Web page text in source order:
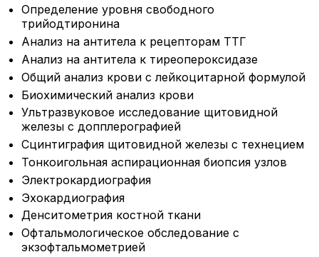
Определение уровня свободного
трийодтиронина
Анализ на антитела к рецепторам ТТГ
Анализ на антитела к тиреопероксидазе
Общий анализ крови с лейкоцитарной формулой
Биохимический анализ крови
Ультразвуковое исследование щитовидной
железы с допплерографией
Сцинтиграфия щитовидной железы с технецием
Тонкоигольная аспирационная биопсия узлов
Электрокардиография
Эхокардиография
Денситометрия костной ткани
Офтальмологическое обследование с
экзофтальмометрией